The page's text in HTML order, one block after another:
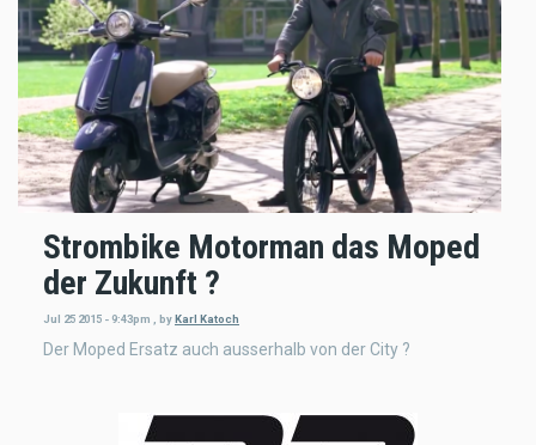
Strombike Motorman das Moped
der Zukunft ?
Jul 25 2015 - 9:43pm byKarl Katoch
Der Moped Ersatz auch ausserhalb von der City ?